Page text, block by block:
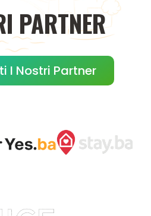
PARTNER
I Nostri Partner